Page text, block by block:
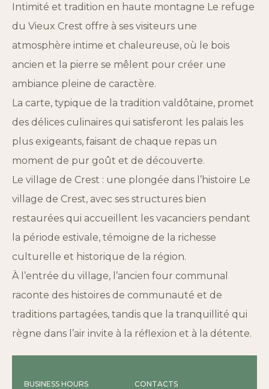
Intimité et tradition en haute montagne Le refuge
du Vieux Crest offre à ses visiteurs une
atmosphère intime et chaleureuse, où le bois
ancien et la pierre se mêlent pour créer une
ambiance pleine de caractère.
La carte, typique de la tradition valdôtaine, promet
des délices culinaires qui satisferont les palais les
plus exigeants, faisant de chaque repas un
moment de pur goût et de découverte.
Le village de Crest : une plongée dans l’histoire Le
village de Crest, avec ses structures bien
restaurées qui accueillent les vacanciers pendant
la période estivale, témoigne de la richesse
culturelle et historique de la région.
À l’entrée du village, l’ancien four communal
raconte des histoires de communauté et de
traditions partagées, tandis que la tranquillité qui
règne dans l’air invite à la réflexion et à la détente.
BUSINESS HOURS CONTACTS